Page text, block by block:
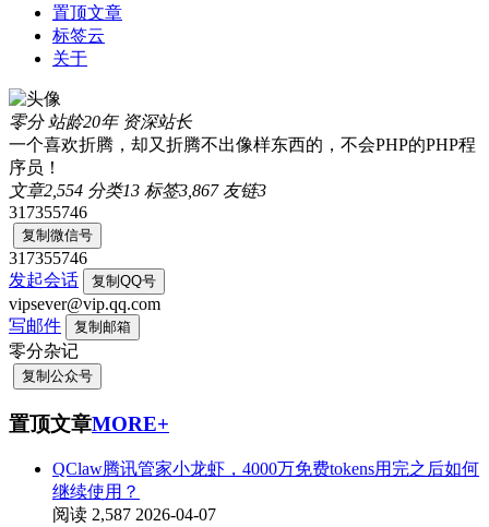
置顶文章
标签云
关于
零分 站龄20年 资深站长
一个喜欢折腾，却又折腾不出像样东西的，不会PHP的PHP程
序员！
文章2,554 分类13 标签3,867 友链3
317355746
复制微信号
317355746
发起会话
复制QQ号
vipsever@vip.qq.com
写邮件
复制邮箱
零分杂记
复制公众号
置顶文章MORE+
QClaw腾讯管家小龙虾，4000万免费tokens用完之后如何
继续使用？
阅读 2,587 2026-04-07